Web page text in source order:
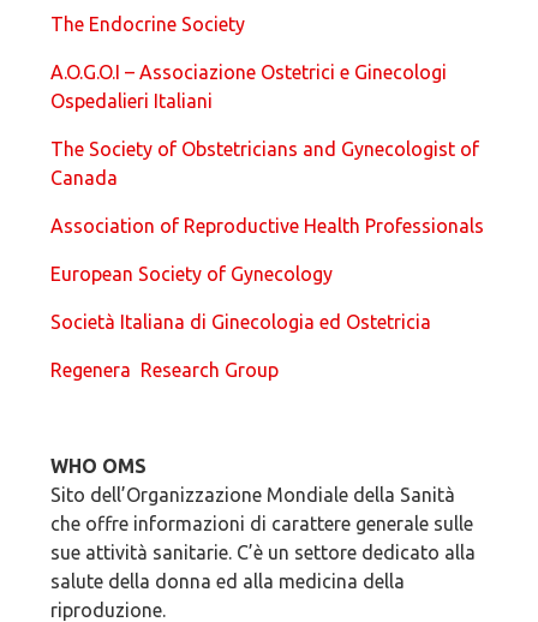
The Endocrine Society
A.O.G.O.I – Associazione Ostetrici e Ginecologi
Ospedalieri Italiani
The Society of Obstetricians and Gynecologist of
Canada
Association of Reproductive Health Professionals
European Society of Gynecology
Società Italiana di Ginecologia ed Ostetricia
Regenera Research Group
WHO OMS
Sito dell’Organizzazione Mondiale della Sanità
che offre informazioni di carattere generale sulle
sue attività sanitarie. C’è un settore dedicato alla
salute della donna ed alla medicina della
riproduzione.